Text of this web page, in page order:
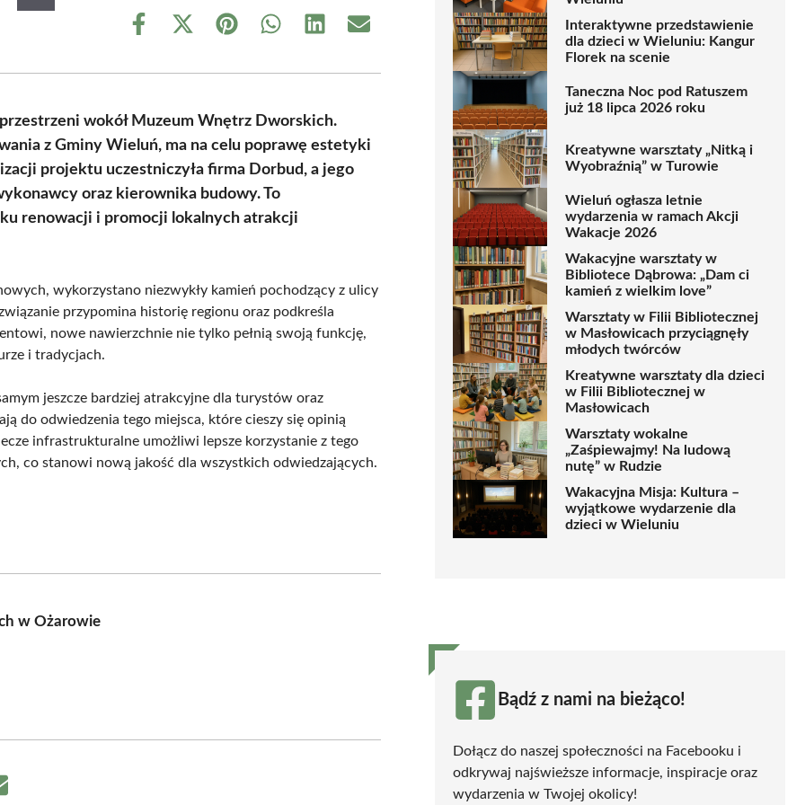
Share
Share
(Twitter)
Share Share Share Share
wokół Muzeum Wnętrz Dworskich.
z Gminy Wieluń, ma na celu poprawę estetyki
projektu uczestniczyła firma Dorbud, a jego
oraz kierownika budowy. To
renowacji i promocji lokalnych atrakcji
wykorzystano niezwykły kamień pochodzący z ulicy
przypomina historię regionu oraz podkreśla
nowe nawierzchnie nie tylko pełnią swoją funkcję,
i tradycjach.
jeszcze bardziej atrakcyjne dla turystów oraz
do odwiedzenia tego miejsca, które cieszy się opinią
infrastrukturalne umożliwi lepsze korzystanie z tego
co stanowi nową jakość dla wszystkich odwiedzających.
w Ożarowie
Interaktywne przedstawienie
dla dzieci w Wieluniu: Kangur
Florek na scenie
Taneczna Noc pod Ratuszem
już 18 lipca 2026 roku
Kreatywne warsztaty „Nitką i
Wyobraźnią” w Turowie
Wieluń ogłasza letnie
wydarzenia w ramach Akcji
Wakacje 2026
Wakacyjne warsztaty w
Bibliotece Dąbrowa: „Dam ci
kamień z wielkim love”
Warsztaty w Filii Bibliotecznej
w Masłowicach przyciągnęły
młodych twórców
Kreatywne warsztaty dla dzieci
w Filii Bibliotecznej w
Masłowicach
Warsztaty wokalne
„Zaśpiewajmy! Na ludową
nutę” w Rudzie
Wakacyjna Misja: Kultura –
wyjątkowe wydarzenie dla
dzieci w Wieluniu
Bądź z nami na bieżąco!
Dołącz do naszej społeczności na Facebooku i
odkrywaj najświeższe informacje, inspiracje oraz
wydarzenia w Twojej okolicy!